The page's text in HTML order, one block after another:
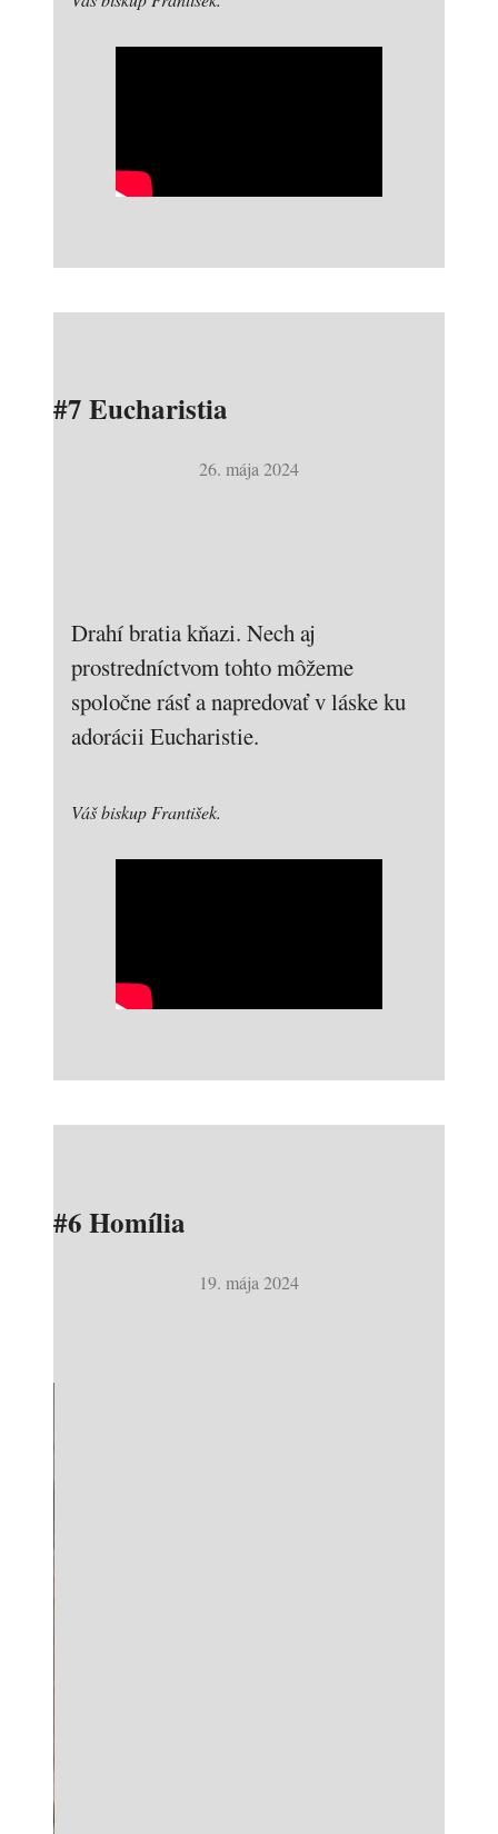
#7 Eucharistia
26. mája 2024
Drahí bratia kňazi. Nech aj
prostredníctvom tohto môžeme
spoločne rásť a napredovať v láske ku
adorácii Eucharistie.
Váš biskup František.
#6 Homília
19. mája 2024